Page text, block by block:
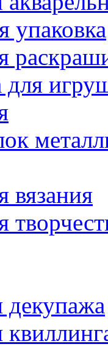
упаковка
вязания
декупажа